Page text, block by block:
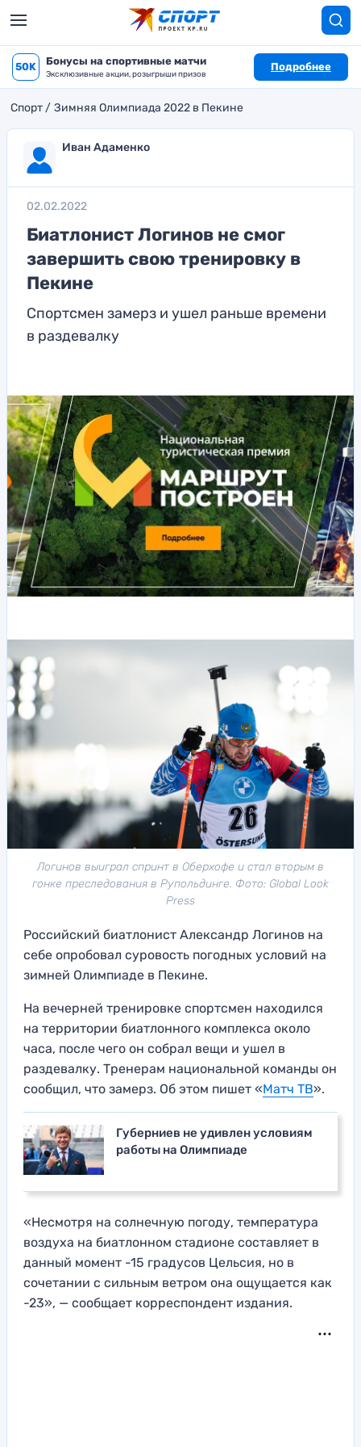
50K Бонусы на спортивные матчи
Эксклюзивные акции, розыгрыши призов
Подробнее
Спорт Зимняя Олимпиада 2022 в Пекине
Иван Адаменко
02.02.2022
Биатлонист Логинов не смог
завершить свою тренировку в
Пекине
Спортсмен замерз и ушел раньше времени
в раздевалку
Логинов выиграл спринт в Оберхофе и стал вторым в
гонке преследования в Рупольдинге. Фото: Global Look
Press
Российский биатлонист Александр Логинов на
себе опробовал суровость погодных условий на
зимней Олимпиаде в Пекине.
На вечерней тренировке спортсмен находился
на территории биатлонного комплекса около
часа, после чего он собрал вещи и ушел в
раздевалку. Тренерам национальной команды он
сообщил, что замерз. Об этом пишет «Матч ТВ».
Губерниев не удивлен условиям
работы на Олимпиаде
«Несмотря на солнечную погоду, температура
воздуха на биатлонном стадионе составляет в
данный момент -15 градусов Цельсия, но в
сочетании с сильным ветром она ощущается как
-23», — сообщает корреспондент издания.